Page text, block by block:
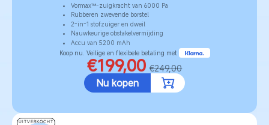
Vormax™-zuigkracht van 6000 Pa
Rubberen zwevende borstel
2-in-1 stofzuiger en dweil
Nauwkeurige obstakelvermijding
Accu van 5200 mAh
Koop nu. Veilige en flexibele betaling met
€199,00 €249,00
Nu kopen
UITVERKOCHT